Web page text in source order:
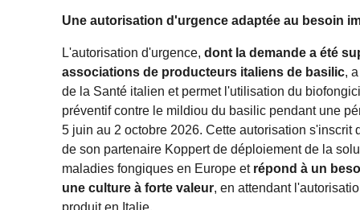
Une autorisation d'urgence adaptée au besoin
L'autorisation d'urgence,dont la demande a été
associations de producteurs italiens de basilic,
de la Santé italien et permet l'utilisation du
préventif contre le mildiou du basilic pendant une
5 juin au 2 octobre 2026. Cette autorisation s'inscrit
de son partenaire Koppert de déploiement de la
maladies fongiques en Europe et répond à un
une culture à forte valeur, en attendant